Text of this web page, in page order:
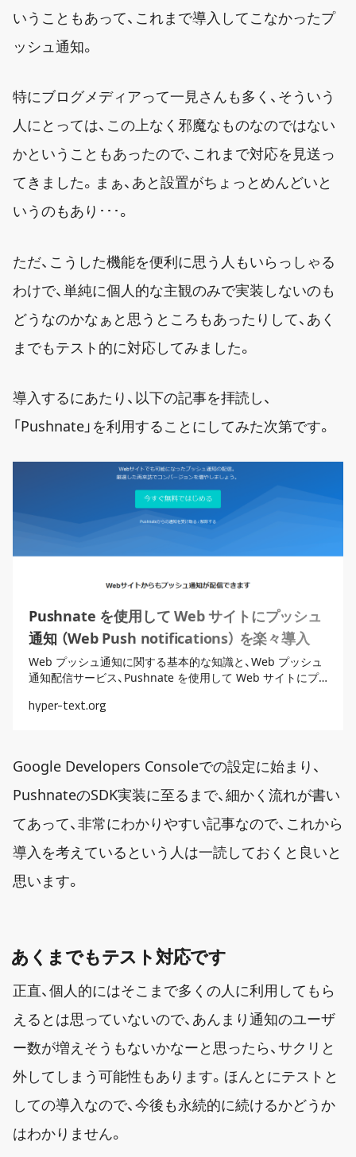
いうこともあって、これまで導入してこなかったプ
ッシュ通知。
特にブログメディアって一見さんも多く、そういう
人にとっては、この上なく邪魔なものなのではない
かということもあったので、これまで対応を見送っ
てきました。まぁ、あと設置がちょっとめんどいと
いうのもあり･･･。
ただ、こうした機能を便利に思う人もいらっしゃる
わけで、単純に個人的な主観のみで実装しないのも
どうなのかなぁと思うところもあったりして、あく
までもテスト的に対応してみました。
導入するにあたり、以下の記事を拝読し、
「Pushnate」を利用することにしてみた次第です。
Pushnate を使用して Web サイトにプッシュ
通知 （Web Push notifications） を楽々導入す
る
Web プッシュ通知に関する基本的な知識と、Web プッシュ
通知配信サービス、Pushnate を使用して Web サイトにプ
hyper-text.org
Google Developers Consoleでの設定に始まり、
PushnateのSDK実装に至るまで、細かく流れが書い
てあって、非常にわかりやすい記事なので、これから
導入を考えているという人は一読しておくと良いと
思います。
あくまでもテスト対応です
正直、個人的にはそこまで多くの人に利用してもら
えるとは思っていないので、あんまり通知のユーザ
ー数が増えそうもないかなーと思ったら、サクリと
外してしまう可能性もあります。ほんとにテストと
しての導入なので、今後も永続的に続けるかどうか
はわかりません。